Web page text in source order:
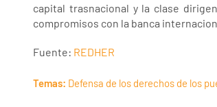
capital trasnacional y la clase
compromisos con la banca
Fuente: REDHER
Temas: Defensa de los derechos de los